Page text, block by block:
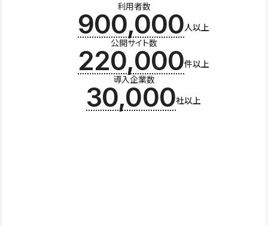
利用者数
900,000人以上
公開サイト数
220,000件以上
導入企業数
30,000社以上